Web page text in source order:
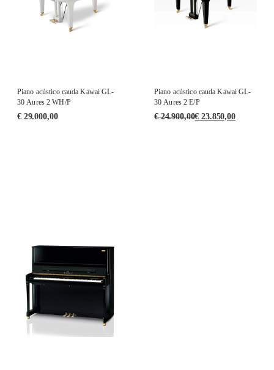
Piano acústico cauda Kawai GL-
30 Aures 2 WH/P
€29.000,00
Piano acústico cauda Kawai GL-
30 Aures 2 E/P
€24.900,00€ 23.850,00